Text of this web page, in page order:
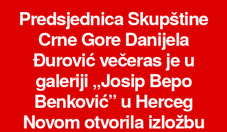
Predsjednica Skupštine
Crne Gore Danijela
Đurović večeras je u
galeriji „Josip Bepo
Benković” u Herceg
Novom otvorila izložbu